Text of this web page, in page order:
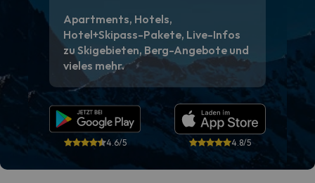
Apartments, Hotels,
Hotel+Skipass-Pakete, Live-Infos
zu Skigebieten, Berg-Angebote und
vieles mehr.
4.6/5 4.8/5